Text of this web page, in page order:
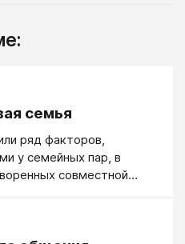
семья
ряд факторов,
у семейных пар, в
совместной